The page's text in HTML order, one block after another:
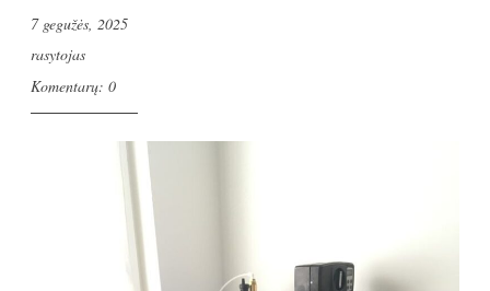
7 gegužės, 2025
rasytojas
Komentarų: 0